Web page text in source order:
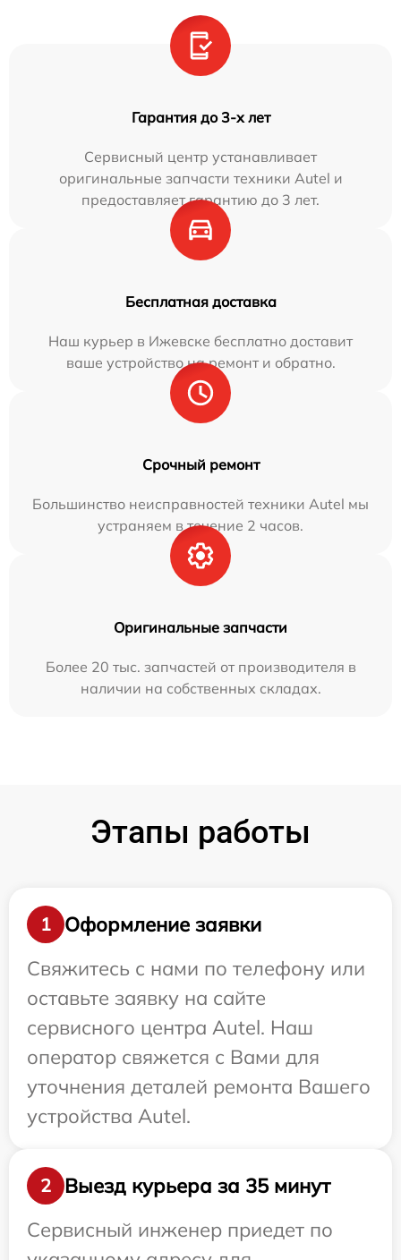
Гарантия до 3-х лет
Сервисный центр устанавливает
оригинальные запчасти техники Autel и
предоставляет гарантию до 3 лет.
Бесплатная доставка
Наш курьер в Ижевске бесплатно доставит
ваше устройство на ремонт и обратно.
Срочный ремонт
Большинство неисправностей техники Autel мы
устраняем в течение 2 часов.
Оригинальные запчасти
Более 20 тыс. запчастей от производителя в
наличии на собственных складах.
Этапы работы
1
Оформление заявки
Свяжитесь с нами по телефону или
оставьте заявку на сайте
сервисного центра Autel. Наш
оператор свяжется с Вами для
уточнения деталей ремонта Вашего
устройства Autel.
2
Выезд курьера за 35 минут
Сервисный инженер приедет по